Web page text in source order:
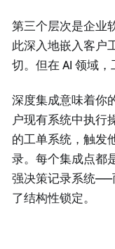
第三个层次是企业
此深入地嵌入客户
切。但在 AI 领域，
深度集成意味着你
户现有系统中执行
的工单系统，触发
录。每个集成点都
强决策记录系统
了结构性锁定。